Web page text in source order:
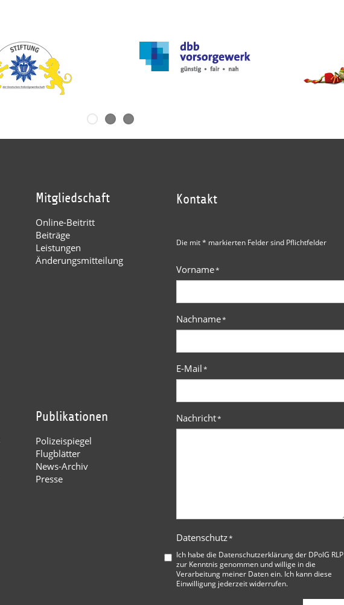
Mitgliedschaft
Online-Beitritt
Beiträge
Leistungen
Änderungsmitteilung
Publikationen
Polizeispiegel
Flugblätter
News-Archiv
Presse
Kontakt
Die mit * markierten Felder sind Pflichtfelder
Vorname*
Nachname*
E-Mail*
Nachricht*
Datenschutz*
Ich habe die Datenschutzerklärung der DPolG RLP
zur Kenntnis genommen und willige in die
Verarbeitung meiner Daten ein. Ich kann diese
Einwilligung jederzeit widerrufen.